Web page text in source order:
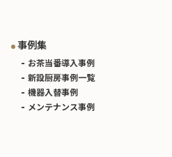
事例集
お茶当番導入事例
新設厨房事例一覧
機器入替事例
メンテナンス事例